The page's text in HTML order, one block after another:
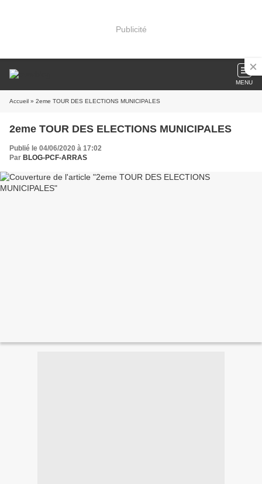
Publicité
MENU
Accueil » 2eme TOUR DES ELECTIONS MUNICIPALES
2eme TOUR DES ELECTIONS MUNICIPALES
Publié le 04/06/2020 à 17:02
Par BLOG-PCF-ARRAS